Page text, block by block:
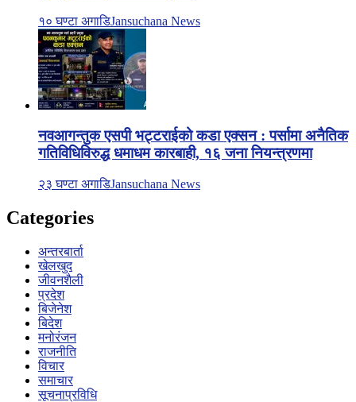
१० घण्टा अगाडिJansuchana News
नवआगन्तुक एसपी भट्टराईको कडा एक्सन : पर्सामा अनैतिक
गतिविधिविरुद्ध धमाधम कारबाही, १६ जना नियन्त्रणमा
२३ घण्टा अगाडिJansuchana News
Categories
अन्तरबार्ता
खेलखुद
जीवनशैली
प्रदेश
बिजेनेश
बिदेश
मनोरंजन
राजनीति
विचार
समाचार
सूचनाप्रविधि